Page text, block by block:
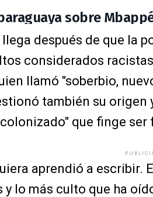
sobre
después de que la
considerados
llamó "soberbio,
también su origen
que finge ser
aprendió a escribir.
y lo más culto que ha